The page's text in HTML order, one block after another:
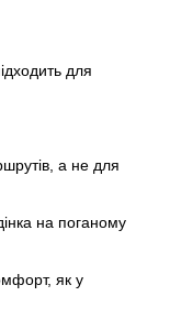
для
а не для
на поганому
як у